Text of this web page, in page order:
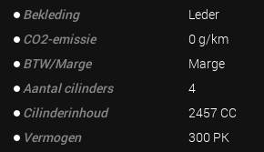
Bekleding
Leder
CO2-emissie
0 g/km
BTW/Marge
Marge
Aantal cilinders
4
Cilinderinhoud
2457 CC
Vermogen
300 PK